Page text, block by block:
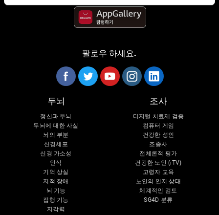
팔로우 하세요.
두뇌
정신과 두뇌
두뇌에 대한 사실
뇌의 부분
신경세포
신경 가소성
인식
기억 상실
지적 장애
뇌 기능
집행 기능
지각력
조사
디지털 치료제 검증
컴퓨터 게임
건강한 성인
조종사
전체론적 평가
건강한 노인 (iTV)
고령자 교육
노인의 인지 상태
체계적인 검토
SG4D 분류